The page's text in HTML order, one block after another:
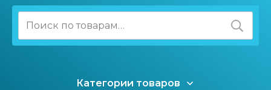
Категории товаров